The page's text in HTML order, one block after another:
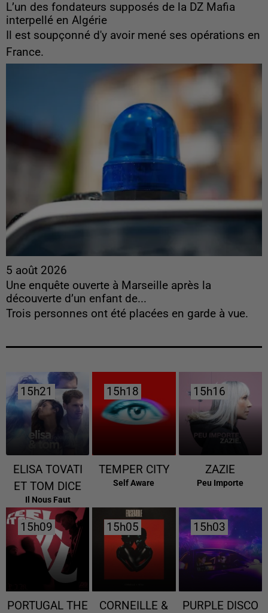
L’un des fondateurs supposés de la DZ Mafia
interpellé en Algérie
Il est soupçonné d'y avoir mené ses opérations en
France.
5 août 2026
Une enquête ouverte à Marseille après la
découverte d’un enfant de...
Trois personnes ont été placées en garde à vue.
15h21
15h21
ELISA TOVATI
ET TOM DICE
Il Nous Faut
15h18
15h18
TEMPER CITY
Self Aware
15h16
15h16
ZAZIE
Peu Importe
15h09
15h09
PORTUGAL THE
15h05
15h05
CORNEILLE &
15h03
15h03
PURPLE DISCO